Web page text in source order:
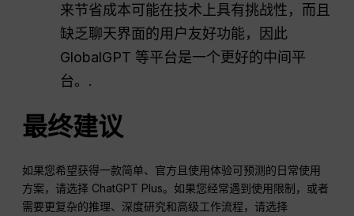
来节省成本可能在技术上具有挑战性，而且
缺乏聊天界面的用户友好功能，因此
GlobalGPT 等平台是一个更好的中间平
台。.
最终建议
如果您希望获得一款简单、官方且使用体验可预测的日常使用
方案，请选择 ChatGPT Plus。如果您经常遇到使用限制，或者
需要更复杂的推理、深度研究和高级工作流程，请选择